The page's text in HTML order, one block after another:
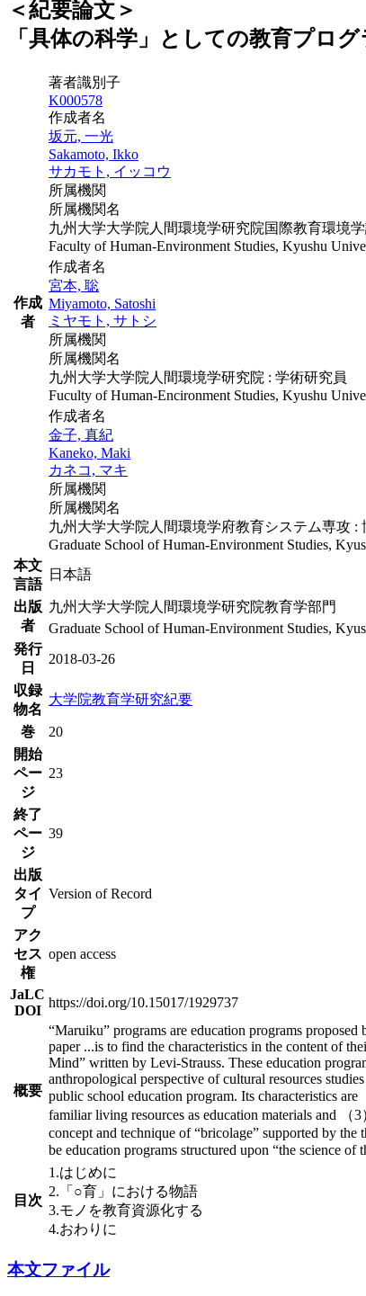
＜紀要論文＞
「具体の科学」としての教育プロ
作成
者
著者識別子
K000578
作成者名
坂元, 一光
Sakamoto, Ikko
サカモト, イッコウ
所属機関
所属機関名
九州大学大学院人間環境学研究院国際教育環境
Faculty of Human-Environment Studies, Kyushu
作成者名
宮本, 聡
Miyamoto, Satoshi
ミヤモト, サトシ
所属機関
所属機関名
九州大学大学院人間環境学研究院 : 学術研究員
Fuculty of Human-Encironment Studies, Kyushu
作成者名
金子, 真紀
Kaneko, Maki
カネコ, マキ
所属機関
所属機関名
九州大学大学院人間環境学府教育システム専攻 :
Graduate School of Human-Environment Studies,
本文
言語
日本語
出版
者
九州大学大学院人間環境学研究院教育学部門
Graduate School of Human-Environment Studies,
発行
日
2018-03-26
収録
物名
大学院教育学研究紀要
巻
20
開始
ペー
ジ
23
終了
ペー
ジ
39
出版
タイ
プ
Version of Record
アク
セス
権
open access
JaLC
DOI
https://doi.org/10.15017/1929737
概要
“Maruiku” programs are education programs
paper ...is to find the characteristics in the content of
Mind” written by Levi-Strauss. These education
anthropological perspective of cultural resources
public school education program. Its characteristics
familiar living resources as education materials and （
concept and technique of “bricolage” supported by
be education programs structured upon “the science of
目次
1.はじめに
2.「○育」における物語
3.モノを教育資源化する
4.おわりに
本文ファイル